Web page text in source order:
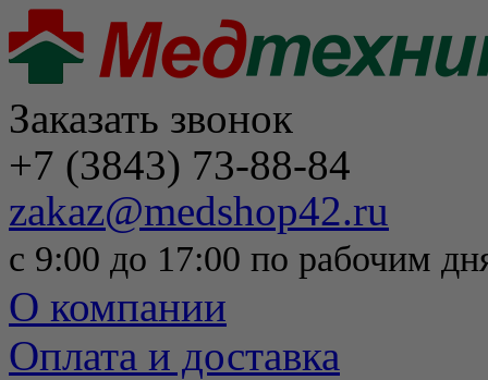
Заказать звонок
+7 (3843) 73-88-84
zakaz@medshop42.ru
с 9:00 до 17:00 по рабочим
О компании
Оплата и доставка